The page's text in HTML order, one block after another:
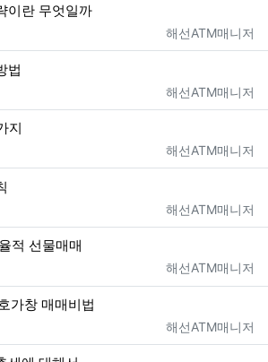
이란 무엇일까
등록자
해선ATM매니저
법
등록자
해선ATM매니저
지
등록자
해선ATM매니저
등록자
해선ATM매니저
적 선물매매
등록자
해선ATM매니저
가창 매매비법
등록자
해선ATM매니저